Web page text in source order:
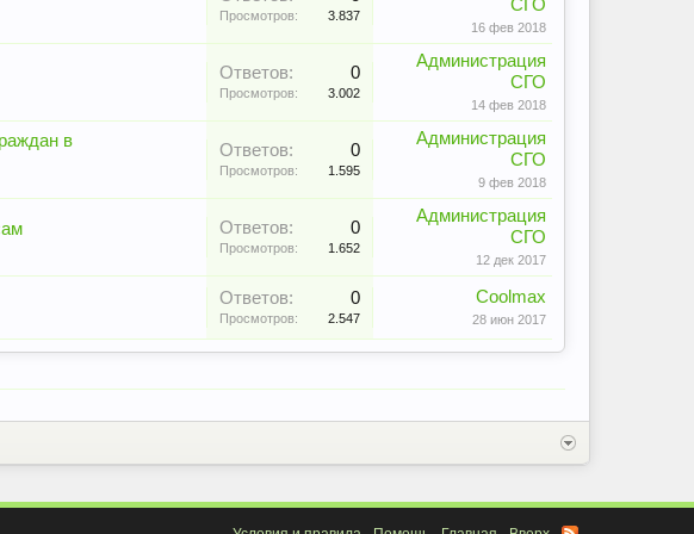
Просмотров: 3.837
СГО
16 фев 2018
Ответов: 0
Просмотров: 3.002
Администрация
СГО
14 фев 2018
в
Ответов: 0
Просмотров: 1.595
Администрация
СГО
9 фев 2018
Ответов: 0
Просмотров: 1.652
Администрация
СГО
12 дек 2017
Ответов: 0
Просмотров: 2.547
Coolmax
28 июн 2017